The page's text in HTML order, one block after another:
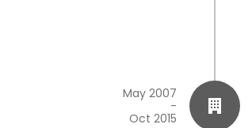
May 2007
-
Oct 2015